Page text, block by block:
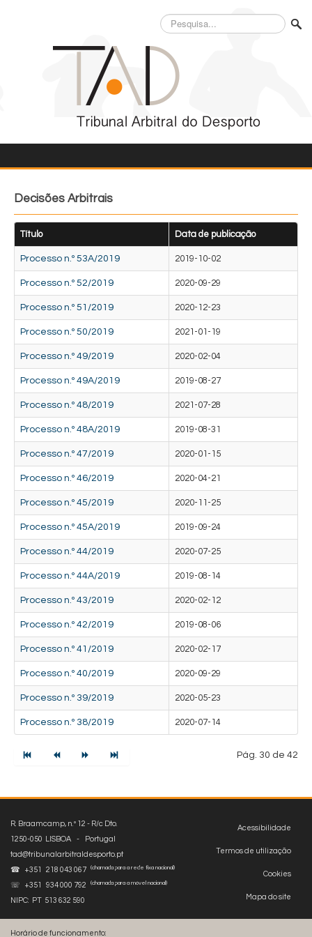
Pesquisa...
Decisões Arbitrais
Título Data de publicação
Processo n.º 53A/2019 2019-10-02
Processo n.º 52/2019 2020-09-29
Processo n.º 51/2019 2020-12-23
Processo n.º 50/2019 2021-01-19
Processo n.º 49/2019 2020-02-04
Processo n.º 49A/2019 2019-08-27
Processo n.º 48/2019 2021-07-28
Processo n.º 48A/2019 2019-08-31
Processo n.º 47/2019 2020-01-15
Processo n.º 46/2019 2020-04-21
Processo n.º 45/2019 2020-11-25
Processo n.º 45A/2019 2019-09-24
Processo n.º 44/2019 2020-07-25
Processo n.º 44A/2019 2019-08-14
Processo n.º 43/2019 2020-02-12
Processo n.º 42/2019 2019-08-06
Processo n.º 41/2019 2020-02-17
Processo n.º 40/2019 2020-09-29
Processo n.º 39/2019 2020-05-23
Processo n.º 38/2019 2020-07-14
Pág. 30 de 42
Acessibilidade
Termos de utilização
Cookies
Mapa do site
R. Braamcamp, n.º 12 - R/c Dto.
1250-050 LISBOA - Portugal
tad@tribunalarbitraldesporto.pt
☎ +351 218 043 067
(chamada para a rede fixa nacional)
☏ +351 934 000 792 (chamada para a móvel nacional)
NIPC: PT 513 632 590
Horário de funcionamento: